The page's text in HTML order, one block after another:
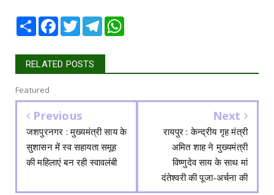
Share Facebook
TwitterTelegram
RELATED POSTS
Featured
Previous
जशपुरनगर : मुख्यमंत्री साय के
सुशासन में स्व सहायता समूह
की महिलाएं बन रही स्वावलंबी
Next
रायपुर : केन्द्रीय गृह मंत्री
अमित शाह ने मुख्यमंत्री
विष्णुदेव साय के साथ मां
दंतेश्वरी की पूजा-अर्चना की